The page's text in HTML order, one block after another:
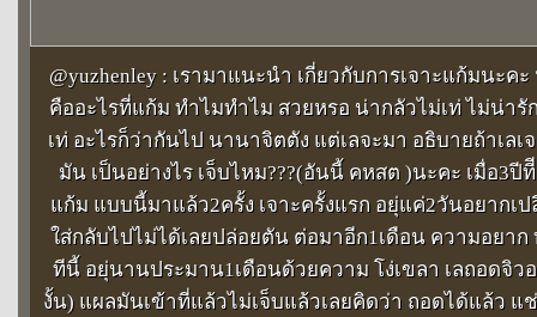
@yuzhenley : เรามาแนะนำ เกี่ยวกับการเจาะแก้มนะค
คืออะไรที่แก้ม ทำไมทำไม สวยหรอ น่ากลัวไม่เท่ ไม่น่า
เท่ อะไรก็ว่ากันไป นานาจิตตัง แต่เลจะมา อธิบายถ้าเลเ
มัน เป็นอย่างไร เจ็บไหม???(อันนี้ คหสต )นะคะ เมื่อ3ปีทีี
แก้ม แบบนี้มาแล้ว2ครั้ง เจาะครั้งแรก อยุ่แค่2วันอยากเ
ใส่กลับไปไม่ได้เลยปล่อยตัน ต่อมาอีก1เดือน ความอยาก
ทีนี้ อยุ่นานประมาน1เดือนด้วยความ โง่เขลา เลถอดจิว
งั้น) แผลมันเข้าที่แล้วไม่เจ็บแล้วเลยคิดว่า ถอดได้แล้ว แ